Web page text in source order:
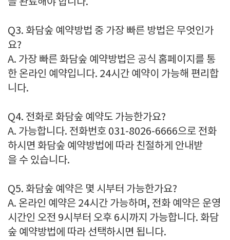
을 완료해야 합니다.
Q3. 화담숲 예약방법 중 가장 빠른 방법은 무엇인가
요?
A. 가장 빠른 화담숲 예약방법은 공식 홈페이지를 통
한 온라인 예약입니다. 24시간 예약이 가능해 편리합
니다.
Q4. 전화로 화담숲 예약도 가능한가요?
A. 가능합니다. 전화번호 031-8026-6666으로 전화
하시면 화담숲 예약방법에 따라 친절하게 안내받
을 수 있습니다.
Q5. 화담숲 예약은 몇 시부터 가능한가요?
A. 온라인 예약은 24시간 가능하며, 전화 예약은 운영
시간인 오전 9시부터 오후 6시까지 가능합니다. 화담
숲 예약방법에 따라 선택하시면 됩니다.